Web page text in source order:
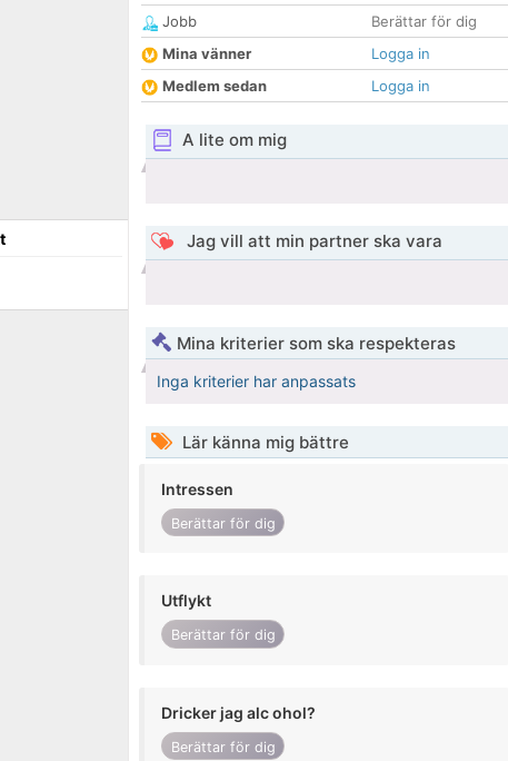
Jobb
Berättar för dig
Mina vänner
Logga in
Medlem sedan
Logga in
A lite om mig
Jag vill att min partner ska vara
Mina kriterier som ska respekteras
Inga kriterier har anpassats
Lär känna mig bättre
Intressen
Berättar för dig
Utflykt
Berättar för dig
Dricker jag alc ohol?
Berättar för dig